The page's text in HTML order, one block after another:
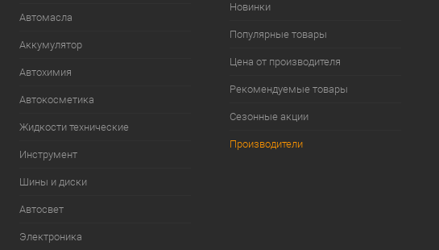
Автомасла
Аккумулятор
Автохимия
Автокосметика
Жидкости технические
Инструмент
Шины и диски
Автосвет
Электроника
Новинки
Популярные товары
Цена от производителя
Рекомендуемые товары
Сезонные акции
Производители